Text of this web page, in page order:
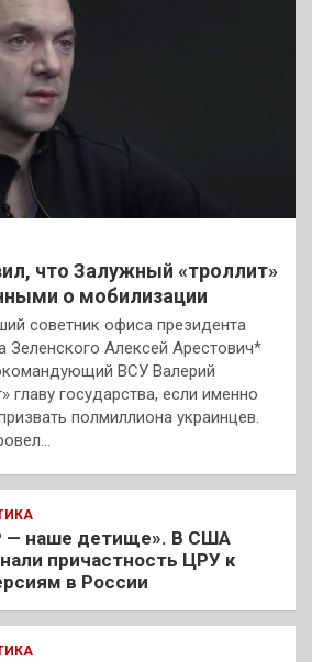
что Залужный «троллит»
о мобилизации
советник офиса президента
Зеленского Алексей Арестович*
ВСУ Валерий
главу государства, если именно
полмиллиона украинцев.
— наше детище». В США
причастность ЦРУ к
в России